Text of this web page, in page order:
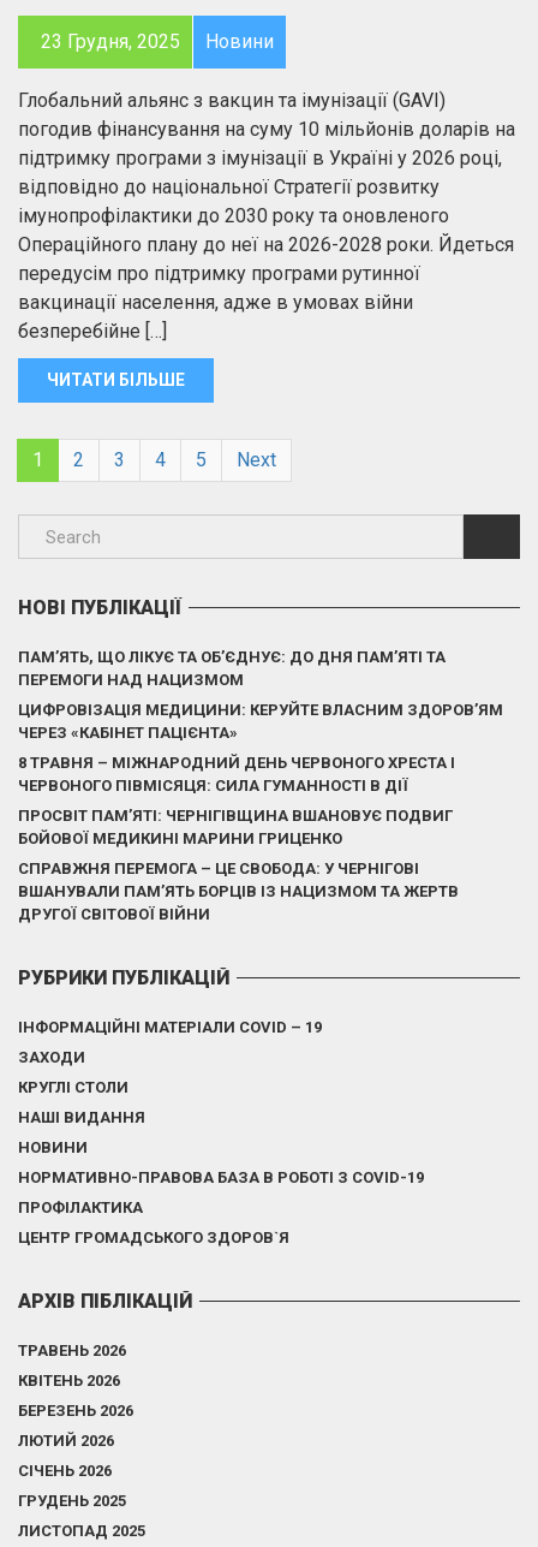
23 Грудня, 2025 Новини
Глобальний альянс з вакцин та імунізації (GAVI)
погодив фінансування на суму 10 мільйонів доларів на
підтримку програми з імунізації в Україні у 2026 році,
відповідно до національної Стратегії розвитку
імунопрофілактики до 2030 року та оновленого
Операційного плану до неї на 2026-2028 роки. Йдеться
передусім про підтримку програми рутинної
вакцинації населення, адже в умовах війни
безперебійне […]
ЧИТАТИ БІЛЬШЕ
1 2 3 4 5 Next
НОВІ ПУБЛІКАЦІЇ
ПАМ’ЯТЬ, ЩО ЛІКУЄ ТА ОБ’ЄДНУЄ: ДО ДНЯ ПАМ’ЯТІ ТА
ПЕРЕМОГИ НАД НАЦИЗМОМ
ЦИФРОВІЗАЦІЯ МЕДИЦИНИ: КЕРУЙТЕ ВЛАСНИМ ЗДОРОВ’ЯМ
ЧЕРЕЗ «КАБІНЕТ ПАЦІЄНТА»
8 ТРАВНЯ – МІЖНАРОДНИЙ ДЕНЬ ЧЕРВОНОГО ХРЕСТА І
ЧЕРВОНОГО ПІВМІСЯЦЯ: СИЛА ГУМАННОСТІ В ДІЇ
ПРОСВІТ ПАМ’ЯТІ: ЧЕРНІГІВЩИНА ВШАНОВУЄ ПОДВИГ
БОЙОВОЇ МЕДИКИНІ МАРИНИ ГРИЦЕНКО
СПРАВЖНЯ ПЕРЕМОГА – ЦЕ СВОБОДА: У ЧЕРНІГОВІ
ВШАНУВАЛИ ПАМ’ЯТЬ БОРЦІВ ІЗ НАЦИЗМОМ ТА ЖЕРТВ
ДРУГОЇ СВІТОВОЇ ВІЙНИ
РУБРИКИ ПУБЛІКАЦІЙ
ІНФОРМАЦІЙНІ МАТЕРІАЛИ COVID – 19
ЗАХОДИ
КРУГЛІ СТОЛИ
НАШІ ВИДАННЯ
НОВИНИ
НОРМАТИВНО-ПРАВОВА БАЗА В РОБОТІ З COVID-19
ПРОФІЛАКТИКА
ЦЕНТР ГРОМАДСЬКОГО ЗДОРОВ`Я
АРХІВ ПІБЛІКАЦІЙ
ТРАВЕНЬ 2026
КВІТЕНЬ 2026
БЕРЕЗЕНЬ 2026
ЛЮТИЙ 2026
СІЧЕНЬ 2026
ГРУДЕНЬ 2025
ЛИСТОПАД 2025